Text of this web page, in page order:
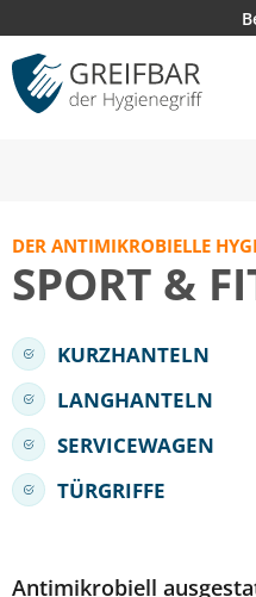
DER ANTIMIKROBIELLE
SPORT &
KURZHANTELN
LANGHANTELN
SERVICEWAGEN
TÜRGRIFFE
Antimikrobiell